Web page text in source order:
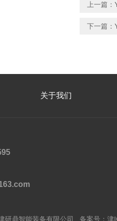
上一篇：
下一篇：
关于我们
研鼎智能装备有限公司 备案号： 津